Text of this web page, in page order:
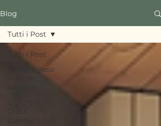
Blog
Tutti i Post
Perdere Peso
Tutti i Post